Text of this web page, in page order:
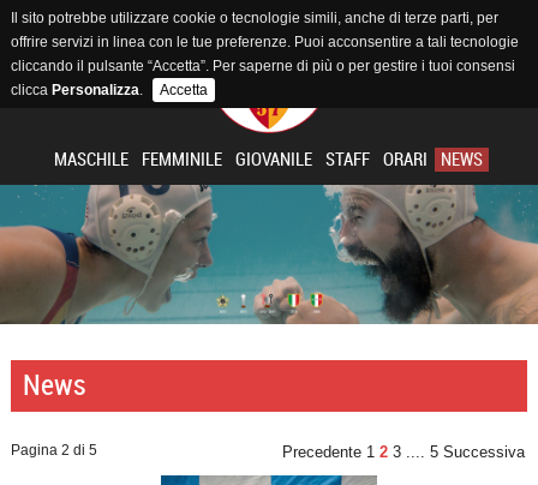
MASCHILE FEMMINILE GIOVANILE STAFF ORARI NEWS
News
Pagina 2 di 5 Precedente 1 2 3 .... 5 Successiva
Il sito potrebbe utilizzare cookie o tecnologie simili, anche di terze parti, per
offrire servizi in linea con le tue preferenze. Puoi acconsentire a tali tecnologie
cliccando il pulsante “Accetta”. Per saperne di più o per gestire i tuoi consensi
clicca Personalizza. Accetta